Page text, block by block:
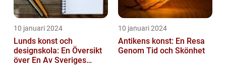
10 januari 2024
Lunds konst och
designskola: En Översikt
över En Av Sveriges
10 januari 2024
Antikens konst: En Resa
Genom Tid och Skönhet